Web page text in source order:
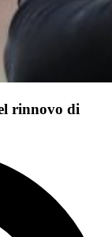
rinnovo di